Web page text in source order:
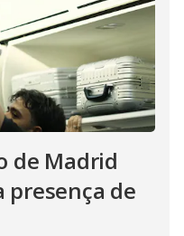
de Madrid
presença de